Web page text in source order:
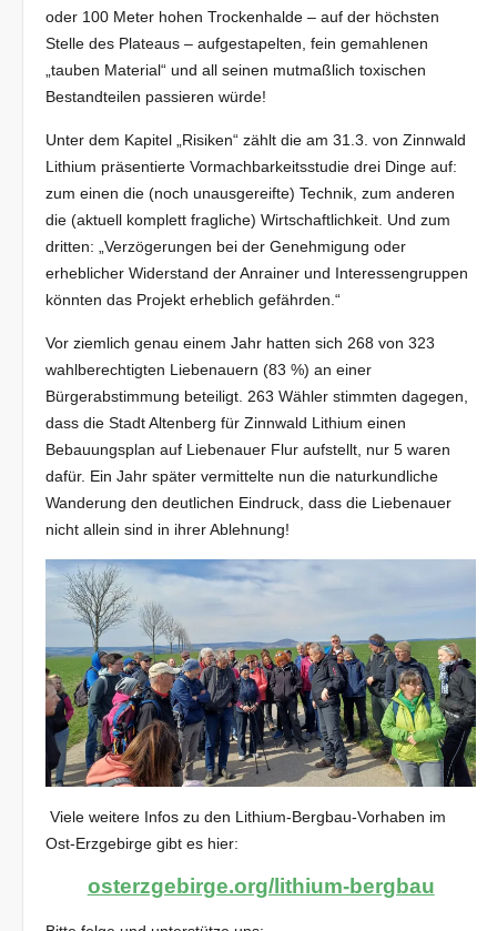
oder 100 Meter hohen Trockenhalde – auf der höchsten
Stelle des Plateaus – aufgestapelten, fein gemahlenen
„tauben Material“ und all seinen mutmaßlich toxischen
Bestandteilen passieren würde!
Unter dem Kapitel „Risiken“ zählt die am 31.3. von Zinnwald
Lithium präsentierte Vormachbarkeitsstudie drei Dinge auf:
zum einen die (noch unausgereifte) Technik, zum anderen
die (aktuell komplett fragliche) Wirtschaftlichkeit. Und zum
dritten: „Verzögerungen bei der Genehmigung oder
erheblicher Widerstand der Anrainer und Interessengruppen
könnten das Projekt erheblich gefährden.“
Vor ziemlich genau einem Jahr hatten sich 268 von 323
wahlberechtigten Liebenauern (83 %) an einer
Bürgerabstimmung beteiligt. 263 Wähler stimmten dagegen,
dass die Stadt Altenberg für Zinnwald Lithium einen
Bebauungsplan auf Liebenauer Flur aufstellt, nur 5 waren
dafür. Ein Jahr später vermittelte nun die naturkundliche
Wanderung den deutlichen Eindruck, dass die Liebenauer
nicht allein sind in ihrer Ablehnung!
Viele weitere Infos zu den Lithium-Bergbau-Vorhaben im
Ost-Erzgebirge gibt es hier:
osterzgebirge.org/lithium-bergbau